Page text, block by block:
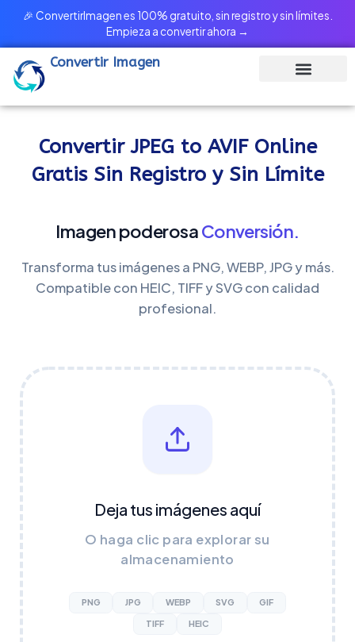
contenido
🎉 ConvertirImagen es 100% gratuito, sin registro y sin límites.
Empieza a convertir ahora →
Convertir Imagen
Convertir JPEG to AVIF Online
Gratis Sin Registro y Sin Límite
Imagen poderosaConversión.
Transforma tus imágenes a PNG, WEBP, JPG y más.
Compatible con HEIC, TIFF y SVG con calidad
profesional.
Deja tus imágenes aquí
O haga clic para explorar su
almacenamiento
PNG JPG WEBP SVG GIF
TIFF HEIC